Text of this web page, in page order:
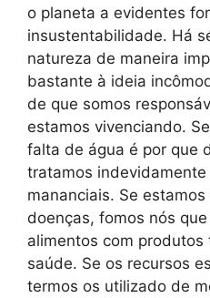
o planeta a evidentes
insustentabilidade. Há
natureza de maneira
bastante à ideia
de que somos
estamos vivenciando.
falta de água é por que
tratamos
mananciais. Se
doenças, fomos nós
alimentos com produtos
saúde. Se os recursos
termos os utilizado de